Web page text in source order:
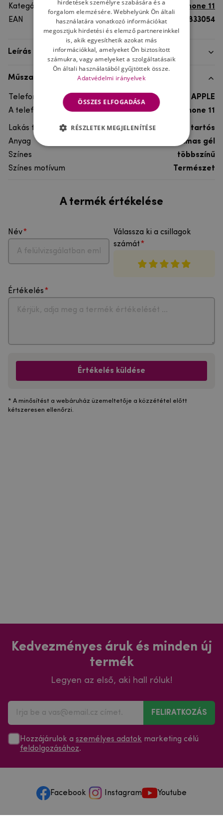
Kategória
iPhone 11
EAN
8596579833054
Leírás
Műszaki adatok
Telefon márka
APPLE
A telefonmodellhez
iPhone 11
Lakás típusa
Gél, Ultra tartós
Anyag
rugalmas gél
Színes
többszínű
Színes motívum
Természet
A termék értékelése
Név
Válassza ki a csillagok
számát
Értékelés
Értékelés küldése
* A minősítést a webáruház üzemeltetője a közzététel előtt
kétszeresen ellenőrzi.
Kedvezményes áruk és minden új
termék
Legyen az első, aki hall róluk!
FELIRATKOZÁS
Hozzájárulok a személyes adatok marketing célú
feldolgozásához.
Facebook Instagram Youtube
hirdetések személyre szabására és a
forgalom elemzésére. Webhelyünk Ön általi
használatára vonatkozó információkat
megosztjuk hirdetési és elemző partnereinkkel
is, akik egyesíthetik azokat más
információkkal, amelyeket Ön biztosított
számukra, vagy amelyeket a szolgáltatásaik
Ön általi használatából gyűjtöttek össze.
Adatvédelmi irányelvek
ÖSSZES ELFOGADÁSA
RÉSZLETEK MEGJELENÍTÉSE